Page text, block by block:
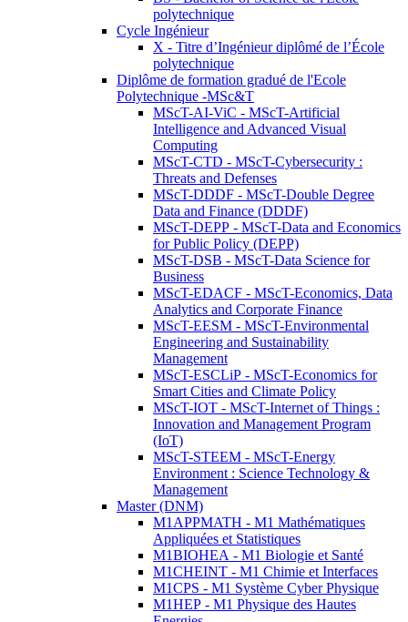
polytechnique
Cycle Ingénieur
X - Titre d’Ingénieur diplômé de l’École
polytechnique
Diplôme de formation gradué de l'Ecole
Polytechnique -MSc&T
MScT-AI-ViC - MScT-Artificial
Intelligence and Advanced Visual
Computing
MScT-CTD - MScT-Cybersecurity :
Threats and Defenses
MScT-DDDF - MScT-Double Degree
Data and Finance (DDDF)
MScT-DEPP - MScT-Data and Economics
for Public Policy (DEPP)
MScT-DSB - MScT-Data Science for
Business
MScT-EDACF - MScT-Economics, Data
Analytics and Corporate Finance
MScT-EESM - MScT-Environmental
Engineering and Sustainability
Management
MScT-ESCLiP - MScT-Economics for
Smart Cities and Climate Policy
MScT-IOT - MScT-Internet of Things :
Innovation and Management Program
(IoT)
MScT-STEEM - MScT-Energy
Environment : Science Technology &
Management
Master (DNM)
M1APPMATH - M1 Mathématiques
Appliquées et Statistiques
M1BIOHEA - M1 Biologie et Santé
M1CHEINT - M1 Chimie et Interfaces
M1CPS - M1 Système Cyber Physique
M1HEP - M1 Physique des Hautes